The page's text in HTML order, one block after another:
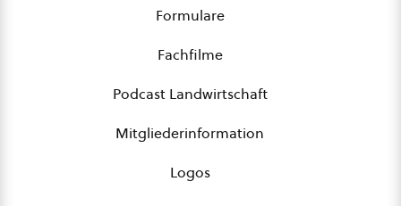
Formulare
Fachfilme
Podcast Landwirtschaft
Mitgliederinformation
Logos